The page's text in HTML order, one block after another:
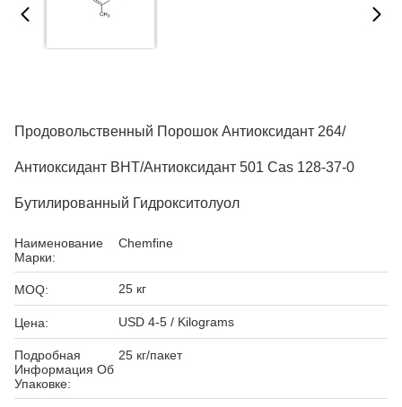
Продовольственный Порошок Антиоксидант 264/
Антиоксидант BHT/антиоксидант 501 Cas 128-37-0
Бутилированный Гидрокситолуол
Наименование
Марки:
Chemfine
MOQ: 25 кг
Цена: USD 4-5 / Kilograms
Подробная
Информация Об
Упаковке:
25 кг/пакет